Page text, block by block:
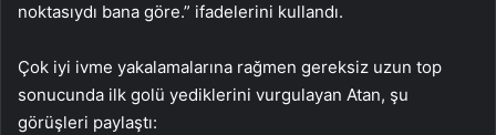
noktasıydı bana göre.” ifadelerini kullandı.
Çok iyi ivme yakalamalarına rağmen gereksiz uzun top
sonucunda ilk golü yediklerini vurgulayan Atan, şu
görüşleri paylaştı: